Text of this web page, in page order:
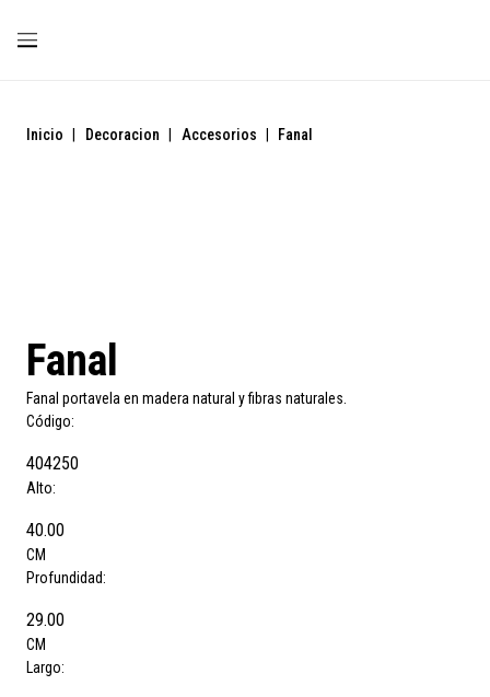
Inicio Decoracion Accesorios Fanal
Fanal
Fanal portavela en madera natural y fibras naturales.
Código:
404250
Alto:
40.00
CM
Profundidad:
29.00
CM
Largo: